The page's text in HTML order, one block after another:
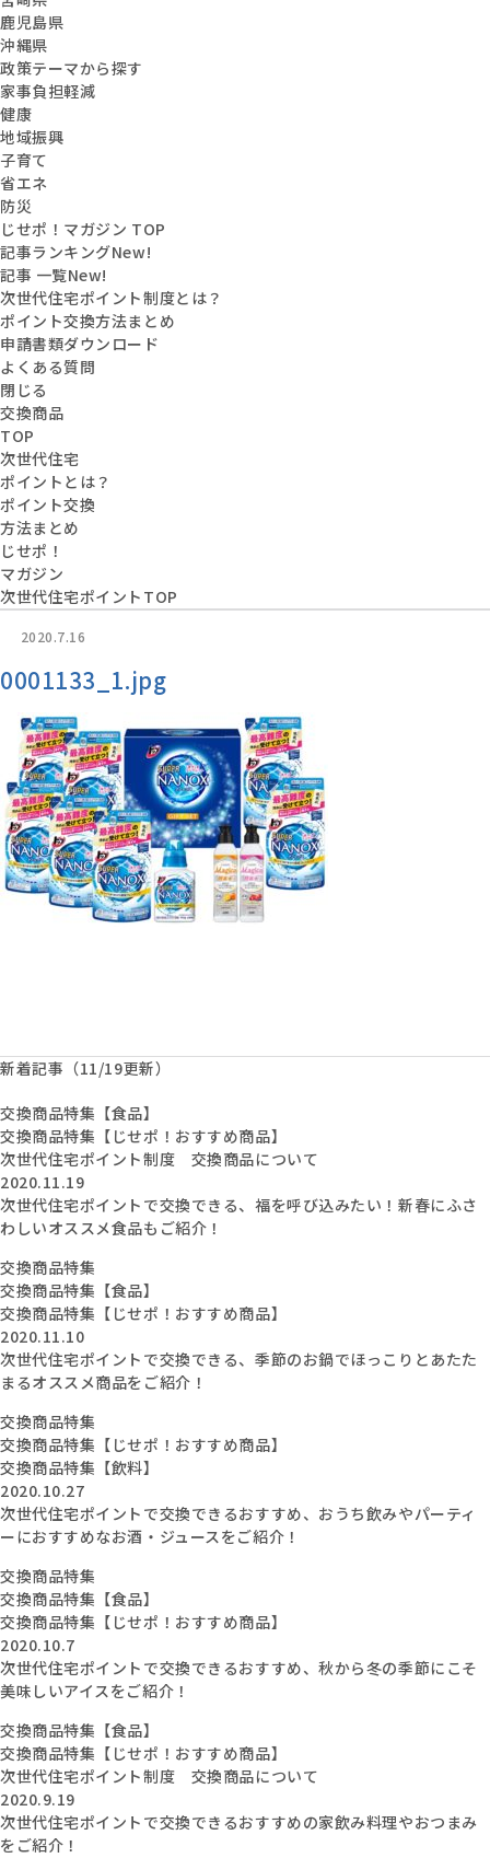
鹿児島県
沖縄県
政策テーマから探す
家事負担軽減
健康
地域振興
子育て
省エネ
防災
じせポ！マガジン TOP
記事ランキングNew!
記事 一覧New!
次世代住宅ポイント制度とは？
ポイント交換方法まとめ
申請書類ダウンロード
よくある質問
閉じる
交換商品
TOP
次世代住宅
ポイントとは？
ポイント交換
方法まとめ
じせポ！
マガジン
次世代住宅ポイントTOP
2020.7.16
0001133_1.jpg
新着記事（11/19更新）
交換商品特集【食品】
交換商品特集【じせポ！おすすめ商品】
次世代住宅ポイント制度 交換商品について
2020.11.19
次世代住宅ポイントで交換できる、福を呼び込みたい！新春にふさ
わしいオススメ食品もご紹介！
交換商品特集
交換商品特集【食品】
交換商品特集【じせポ！おすすめ商品】
2020.11.10
次世代住宅ポイントで交換できる、季節のお鍋でほっこりとあたた
まるオススメ商品をご紹介！
交換商品特集
交換商品特集【じせポ！おすすめ商品】
交換商品特集【飲料】
2020.10.27
次世代住宅ポイントで交換できるおすすめ、おうち飲みやパーティ
ーにおすすめなお酒・ジュースをご紹介！
交換商品特集
交換商品特集【食品】
交換商品特集【じせポ！おすすめ商品】
2020.10.7
次世代住宅ポイントで交換できるおすすめ、秋から冬の季節にこそ
美味しいアイスをご紹介！
交換商品特集【食品】
交換商品特集【じせポ！おすすめ商品】
次世代住宅ポイント制度 交換商品について
2020.9.19
次世代住宅ポイントで交換できるおすすめの家飲み料理やおつまみ
をご紹介！